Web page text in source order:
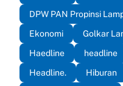
DPW PAN Propinsi
Ekonomi
Golkar
Haedline
headline
Headline.
Hiburan